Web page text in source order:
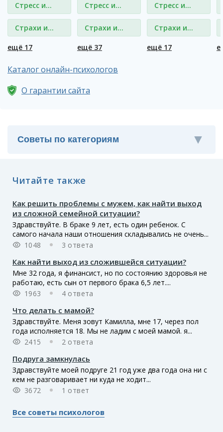
Стресс и
депрессия
Страхи и
фобии
ещё 17
Стресс и
депрессия
Страхи и
фобии
ещё 37
Стресс и
депрессия
Страхи и
фобии
ещё 17
Каталог онлайн-психологов
О гарантии сайта
Читайте также
Как решить проблемы с мужем, как найти выход
из сложной семейной ситуации?
Здравствуйте. В браке 9 лет, есть один ребенок. С
самого начала наши отношения складывались не очень...
1048
3 ответа
Как найти выход из сложившейся ситуации?
Мне 32 года, я финансист, но по состоянию здоровья не
работаю, есть сын от первого брака 6,5 лет....
1963
4 ответа
Что делать с мамой?
Здравствуйте. Меня зовут Камилла, мне 17, через пол
года исполняется 18. Мы не ладим с моей мамой. я...
2415
2 ответа
Подруга замкнулась
Здравствуйте моей подруге 21 год уже два года она ни с
кем не разговаривает ни куда не ходит...
3672
1 ответ
Все советы психологов